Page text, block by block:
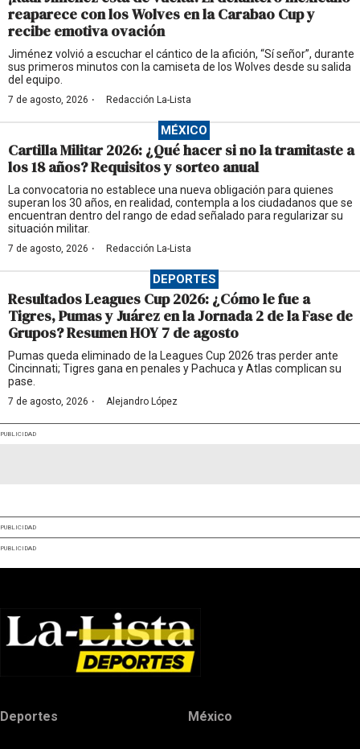
reaparece con los Wolves en la Carabao Cup y
recibe emotiva ovación
Jiménez volvió a escuchar el cántico de la afición, “Sí señor”, durante
sus primeros minutos con la camiseta de los Wolves desde su salida
del equipo.
7 de agosto, 2026 · Redacción La-Lista
MÉXICO
Cartilla Militar 2026: ¿Qué hacer si no la tramitaste a
los 18 años? Requisitos y sorteo anual
La convocatoria no establece una nueva obligación para quienes
superan los 30 años, en realidad, contempla a los ciudadanos que se
encuentran dentro del rango de edad señalado para regularizar su
situación militar.
7 de agosto, 2026 · Redacción La-Lista
DEPORTES
Resultados Leagues Cup 2026: ¿Cómo le fue a
Tigres, Pumas y Juárez en la Jornada 2 de la Fase de
Grupos? Resumen HOY 7 de agosto
Pumas queda eliminado de la Leagues Cup 2026 tras perder ante
Cincinnati; Tigres gana en penales y Pachuca y Atlas complican su
pase.
7 de agosto, 2026 · Alejandro López
PUBLICIDAD
PUBLICIDAD
PUBLICIDAD
Deportes México